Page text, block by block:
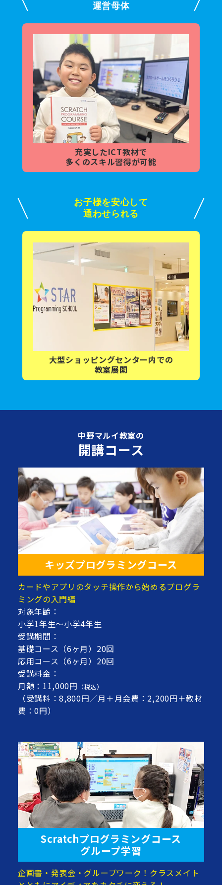
運営母体
充実したICT教材で
多くのスキル習得が可能
お子様を安心して
通わせられる
大型ショッピングセンター内での
教室展開
中野マルイ教室の
開講コース
キッズプログラミングコース
カードやアプリのタッチ操作から始めるプログラ
ミングの入門編
対象年齢：
小学1年生～小学4年生
受講期間：
基礎コース（6ヶ月）20回
応用コース（6ヶ月）20回
受講料金：
月額：11,000円 （税込）
（受講料：8,800円／月＋月会費：2,200円＋教材
費：0円）
Scratchプログラミングコース
グループ学習
企画書・発表会・グループワーク！クラスメイト